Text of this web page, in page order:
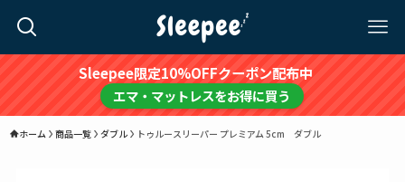
Sleepee限定10%OFFクーポン配布中
エマ・マットレスをお得に買う
ホーム 商品一覧 ダブル トゥルースリーパー プレミアム 5cm ダブル